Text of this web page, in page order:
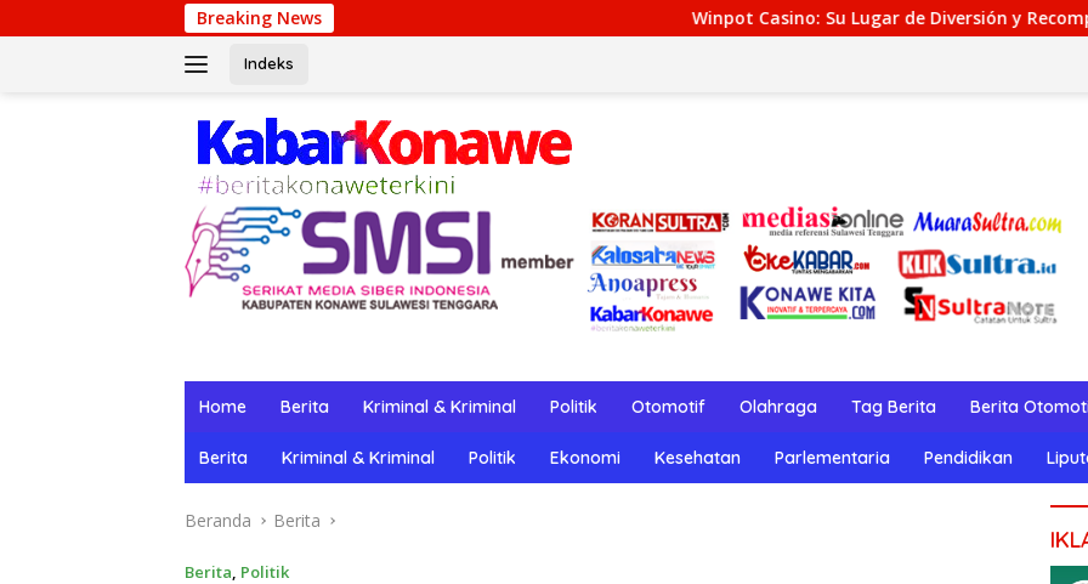
ke
Breaking News Winpot Casino: Su Lugar de Diversión y Recompensas Genuinos
Indeks
Home Berita Kriminal & Kriminal Politik Otomotif Olahraga Tag Berita Berita
Berita Kriminal & Kriminal Politik Ekonomi Kesehatan Parlementaria Pendidikan
Beranda Berita
Berita, Politik